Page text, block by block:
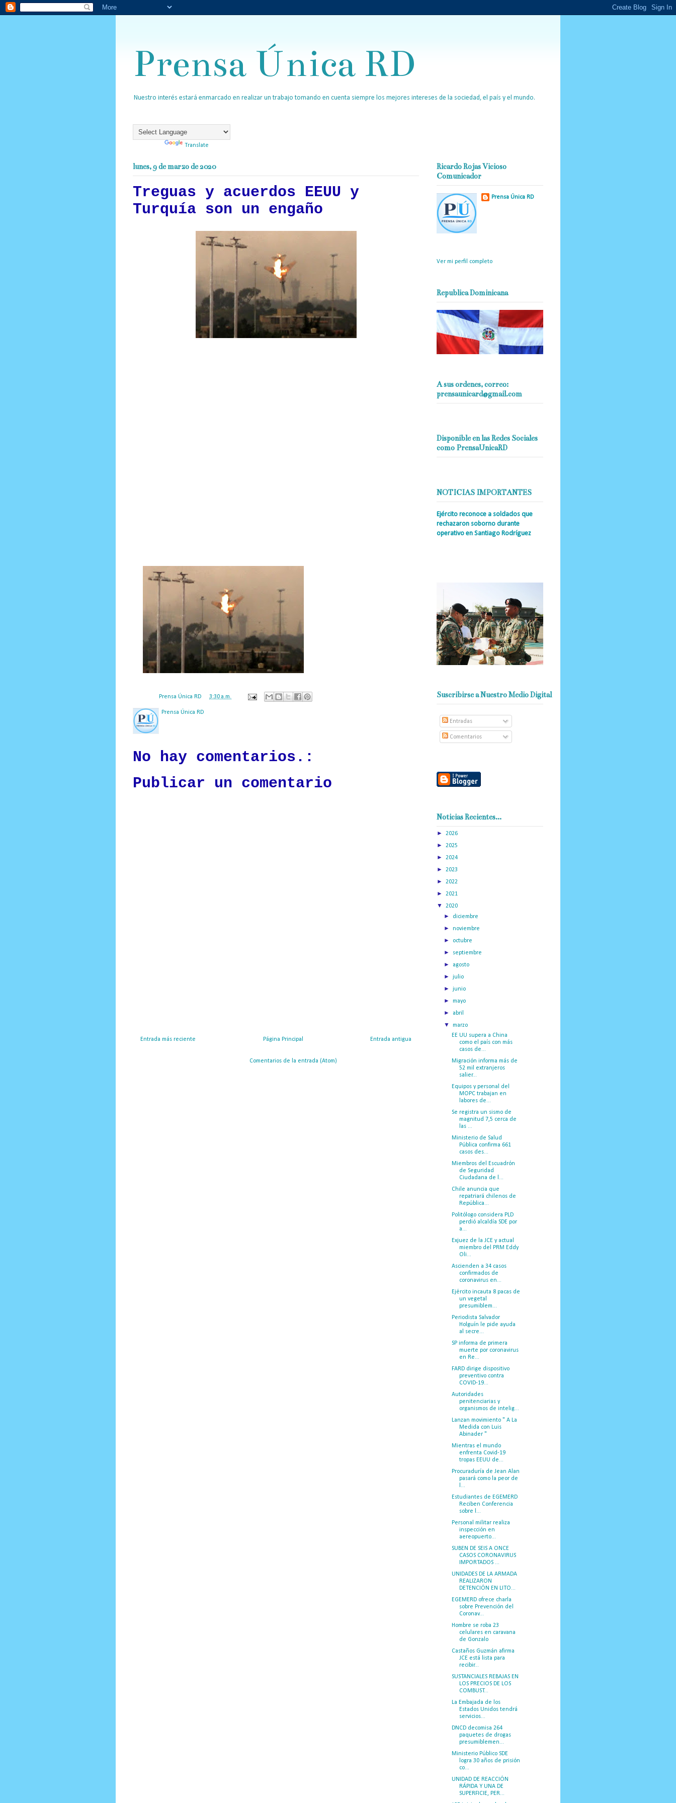
Prensa Única RD
Nuestro interés estará enmarcado en realizar un trabajo tomando en cuenta siempre los mejores intereses de la sociedad, el país y el mundo.
Translate
lunes, 9 de marzo de 2020
Treguas y acuerdos EEUU y
Turquía son un engaño
Prensa Única RD 3:30 a.m.
Prensa Única RD
No hay comentarios.:
Publicar un comentario
Entrada más reciente Entrada antigua
Página Principal
Comentarios de la entrada (Atom)
Ricardo Rojas Vicioso
Comunicador
Prensa Única RD
Ver mi perfil completo
Republica Dominicana
A sus ordenes, correo:
prensaunicard@gmail.com
Disponible en las Redes Sociales
como PrensaUnicaRD
NOTICIAS IMPORTANTES
Ejército reconoce a soldados que
rechazaron soborno durante
operativo en Santiago Rodríguez
Suscribirse a Nuestro Medio Digital
Entradas
Comentarios
Noticias Recientes...
► 2026
► 2025
► 2024
► 2023
► 2022
► 2021
▼ 2020
► diciembre
►noviembre
► octubre
► septiembre
► agosto
►julio
►junio
►mayo
► abril
▼marzo
EE UU supera a China
como el país con más
casos de...
Migración informa más de
52 mil extranjeros
salier...
Equipos y personal del
MOPC trabajan en
labores de...
Se registra un sismo de
magnitud 7,5 cerca de
las ...
Ministerio de Salud
Pública confirma 661
casos des...
Miembros del Escuadrón
de Seguridad
Ciudadana de l...
Chile anuncia que
repatriará chilenos de
República...
Politólogo considera PLD
perdió alcaldía SDE por
a...
Exjuez de la JCE y actual
miembro del PRM Eddy
Oli...
Ascienden a 34 casos
confirmados de
coronavirus en...
Ejército incauta 8 pacas de
un vegetal
presumiblem...
Periodista Salvador
Holguín le pide ayuda
al secre...
SP informa de primera
muerte por coronavirus
en Re...
FARD dirige dispositivo
preventivo contra
COVID-19...
Autoridades
penitenciarias y
organismos de intelig...
Lanzan movimiento " A La
Medida con Luis
Abinader "
Mientras el mundo
enfrenta Covid-19
tropas EEUU de...
Procuraduría de Jean Alan
pasará como la peor de
l...
Estudiantes de EGEMERD
Reciben Conferencia
sobre l...
Personal militar realiza
inspección en
aereopuerto...
SUBEN DE SEIS A ONCE
CASOS CORONAVIRUS
IMPORTADOS ...
UNIDADES DE LA ARMADA
REALIZARON
DETENCIÓN EN LITO...
EGEMERD ofrece charla
sobre Prevención del
Coronav...
Hombre se roba 23
celulares en caravana
de Gonzalo
Castaños Guzmán afirma
JCE está lista para
recibir...
SUSTANCIALES REBAJAS EN
LOS PRECIOS DE LOS
COMBUST...
La Embajada de los
Estados Unidos tendrá
servicios...
DNCD decomisa 264
paquetes de drogas
presumiblemen...
Ministerio Público SDE
logra 30 años de prisión
co...
UNIDAD DE REACCIÓN
RÁPIDA Y UNA DE
SUPERFICIE, PER...